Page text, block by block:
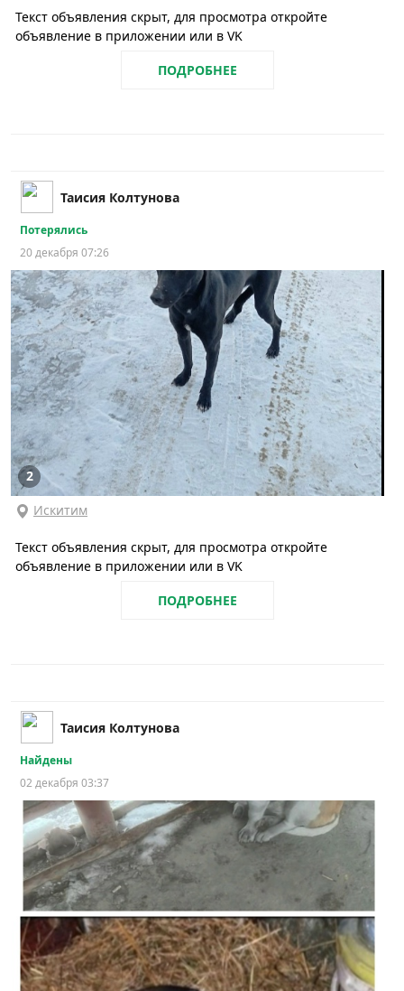
Текст объявления скрыт, для просмотра откройте
объявление в приложении или в VK
ПОДРОБНЕЕ
Таисия Колтунова
Потерялись
20 декабря 07:26
2
Искитим
Текст объявления скрыт, для просмотра откройте
объявление в приложении или в VK
ПОДРОБНЕЕ
Таисия Колтунова
Найдены
02 декабря 03:37